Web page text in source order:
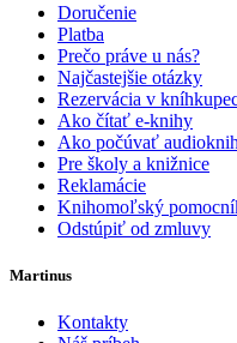
Doručenie
Platba
Prečo práve u nás?
Najčastejšie otázky
Rezervácia v
Ako čítať e-knihy
Ako počúvať
Pre školy a knižnice
Reklamácie
Knihomoľský
Odstúpiť od zmluvy
Martinus
Kontakty